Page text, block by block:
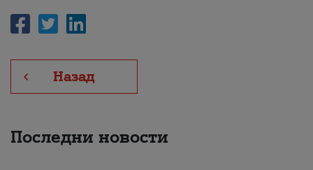
Назад
Последни новости